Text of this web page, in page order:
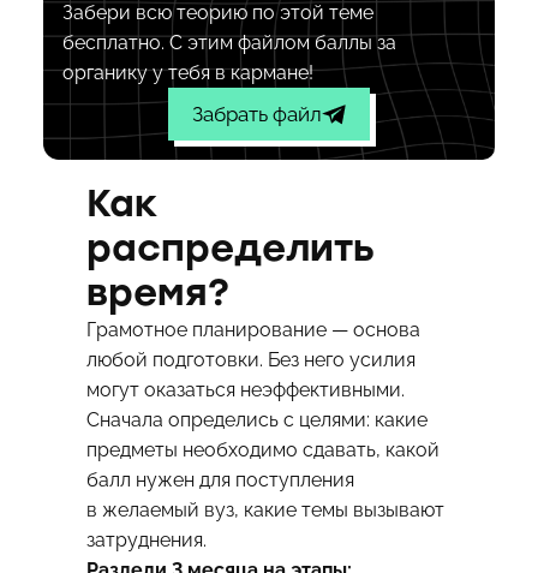
Забери всю теорию по этой теме
бесплатно. С этим файлом баллы за
органику у тебя в кармане!
Забрать файл
Как
распределить
время?
Грамотное планирование — основа
любой подготовки. Без него усилия
могут оказаться неэффективными.
Сначала определись с целями: какие
предметы необходимо сдавать, какой
балл нужен для поступления
в желаемый вуз, какие темы вызывают
затруднения.